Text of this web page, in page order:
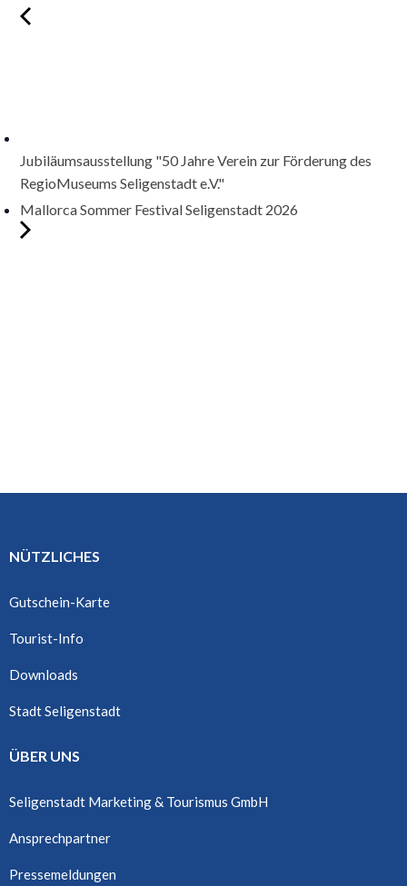
Jubiläumsausstellung "50 Jahre Verein zur Förderung des
RegioMuseums Seligenstadt e.V."
Mallorca Sommer Festival Seligenstadt 2026
NÜTZLICHES
Gutschein-Karte
Tourist-Info
Downloads
Stadt Seligenstadt
ÜBER UNS
Seligenstadt Marketing & Tourismus GmbH
Ansprechpartner
Pressemeldungen